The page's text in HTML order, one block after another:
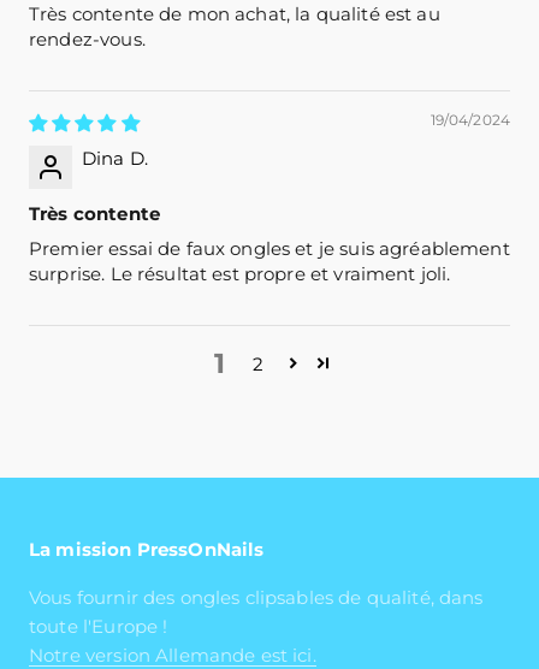
Très contente de mon achat, la qualité est au
rendez-vous.
19/04/2024
Dina D.
Très contente
Premier essai de faux ongles et je suis agréablement
surprise. Le résultat est propre et vraiment joli.
1 2
La mission PressOnNails
Vous fournir des ongles clipsables de qualité, dans
toute l'Europe !
Notre version Allemande est ici.